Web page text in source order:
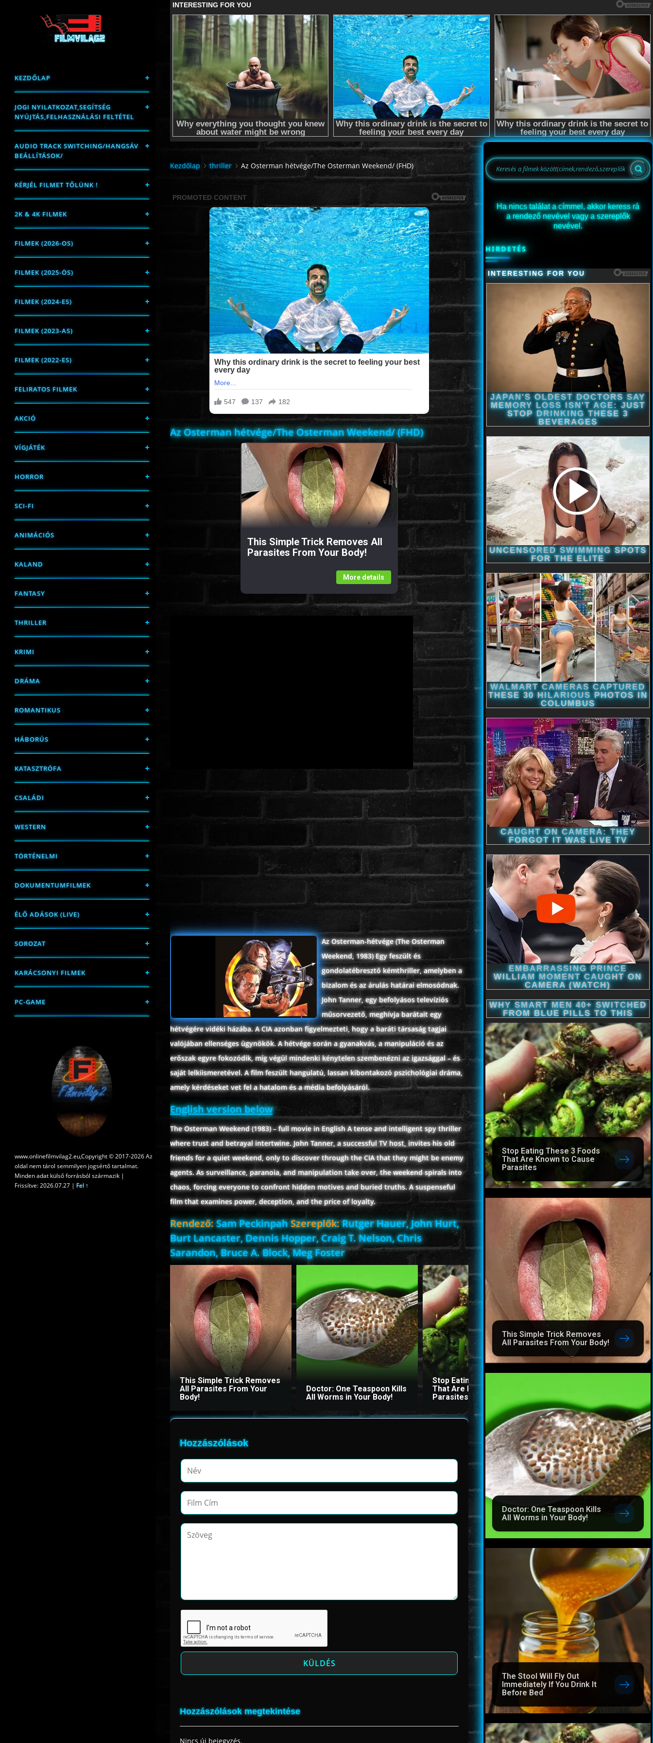
KEZDŐLAP
JOGI NYILATKOZAT,SEGÍTSÉG
NYÚJTÁS,FELHASZNÁLÁSI FELTÉTEL
AUDIO TRACK SWITCHING/HANGSÁV
BEÁLLÍTÁSOK/
KÉRJÉL FILMET TŐLÜNK !
2K & 4K FILMEK
FILMEK (2026-OS)
FILMEK (2025-ÖS)
FILMEK (2024-ES)
FILMEK (2023-AS)
FILMEK (2022-ES)
FELIRATOS FILMEK
AKCIÓ
VÍGJÁTÉK
HORROR
SCI-FI
ANIMÁCIÓS
KALAND
FANTASY
THRILLER
KRIMI
DRÁMA
ROMANTIKUS
HÁBORÚS
KATASZTRÓFA
CSALÁDI
WESTERN
TÖRTÉNELMI
DOKUMENTUMFILMEK
ÉLŐ ADÁSOK (LIVE)
SOROZAT
KARÁCSONYI FILMEK
PC-GAME
www.onlinefilmvilag2.eu,Copyright © 2017-2026 Az
oldal nem tárol semmilyen jogsértő tartalmat.
Minden adat külső forrásból származik |
Frissítve: 2026.07.27 | Fel ↑
Kezdőlap thriller Az Osterman hétvége/The Osterman Weekend/ (FHD)
Az Osterman hétvége/The Osterman Weekend/ (FHD)
This Simple Trick Removes All
Parasites From Your Body!
More details
Az Osterman-hétvége (The Osterman
Weekend, 1983) Egy feszült és
gondolatébresztő kémthriller, amelyben a
bizalom és az árulás határai elmosódnak.
John Tanner, egy befolyásos televíziós
műsorvezető, meghívja barátait egy
hétvégére vidéki házába. A CIA azonban figyelmezteti, hogy a baráti társaság tagjai
valójában ellenséges ügynökök. A hétvége során a gyanakvás, a manipuláció és az
erőszak egyre fokozódik, míg végül mindenki kénytelen szembenézni az igazsággal – és
saját lelkiismeretével. A film feszült hangulatú, lassan kibontakozó pszichológiai dráma,
amely kérdéseket vet fel a hatalom és a média befolyásáról.
English version below
The Osterman Weekend (1983) – full movie in English A tense and intelligent spy thriller
where trust and betrayal intertwine. John Tanner, a successful TV host, invites his old
friends for a quiet weekend, only to discover through the CIA that they might be enemy
agents. As surveillance, paranoia, and manipulation take over, the weekend spirals into
chaos, forcing everyone to confront hidden motives and buried truths. A suspenseful
film that examines power, deception, and the price of loyalty.
Rendező:Sam PeckinpahSzereplők:Rutger Hauer, John Hurt,
Burt Lancaster, Dennis Hopper, Craig T. Nelson, Chris
Sarandon, Bruce A. Block, Meg Foster
This Simple Trick Removes
All Parasites From Your
Body!
Doctor: One Teaspoon Kills
All Worms in Your Body!
Stop Eating These 3 Foods
That Are Known to Cause
Parasites
Hozzászólások
Hozzászólások megtekintése
Nincs új bejegyzés.
Ha nincs találat a címmel, akkor keress rá
a rendező nevével vagy a szereplők
nevével.
HIRDETÉS
Stop Eating These 3 Foods
That Are Known to Cause
Parasites
This Simple Trick Removes
All Parasites From Your Body!
Doctor: One Teaspoon Kills
All Worms in Your Body!
The Stool Will Fly Out
Immediately If You Drink It
Before Bed